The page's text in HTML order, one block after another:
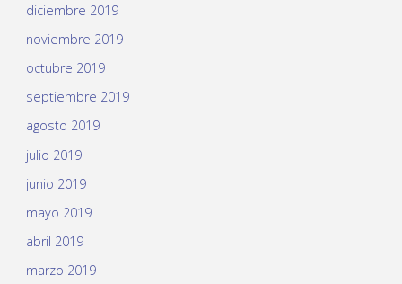
diciembre 2019
noviembre 2019
octubre 2019
septiembre 2019
agosto 2019
julio 2019
junio 2019
mayo 2019
abril 2019
marzo 2019